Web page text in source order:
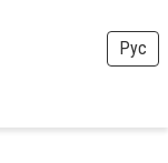
Рус